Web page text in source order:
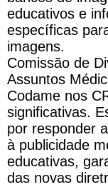
educativos e
específicas
imagens.
Comissão de
Assuntos
Codame nos
significativas.
por responder
à publicidade
educativas,
das novas